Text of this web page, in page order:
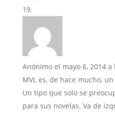
Anónimo el mayo 6, 2014 a
MVL es, de hace mucho,
Un tipo que solo se
para sus novelas. Va de